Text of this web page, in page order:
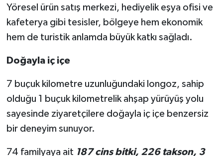
Yöresel ürün satış merkezi, hediyelik eşya ofisi ve
kafeterya gibi tesisler, bölgeye hem ekonomik
hem de turistik anlamda büyük katkı sağladı.
Doğayla iç içe
7 buçuk kilometre uzunluğundaki longoz, sahip
olduğu 1 buçuk kilometrelik ahşap yürüyüş yolu
sayesinde ziyaretçilere doğayla iç içe benzersiz
bir deneyim sunuyor.
74 familyaya ait 187 cins bitki, 226 takson, 3